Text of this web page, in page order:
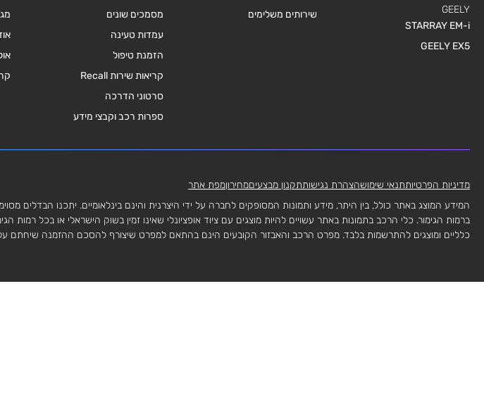
GEELY
STARRAY EM-i
GEELY EX5
שירותים משלימים
מסמכים שונים
עמדות טעינה
הזמנת טיפול
קריאות שירות Recall
סרטוני הדרכה
ספרות רכב וקבצי מידע
מדיניות הפרטיותתנאי שימושהצהרת נגישותתקנון מבצעיםמחירוןמפת אתר
המידע המוצג באתר כולל, בין היתר, מידע ותמונות המסופקים לחברה על ידי היצרנית והינם בינלאומיים. יתכנו הבדלים
ברמות הגימור. כלי הרכב בתמונות באתר עשויים להיות מוצגים עם ציוד אופציונלי שאינו זמין בשוק הישראלי או בכל
כלליים ומוצגים להתרשמות בלבד. מפרט הרכב והאבזור הקובעים הינם בהתאם למפרט שיצורף להסכם ההזמנה שיחתם